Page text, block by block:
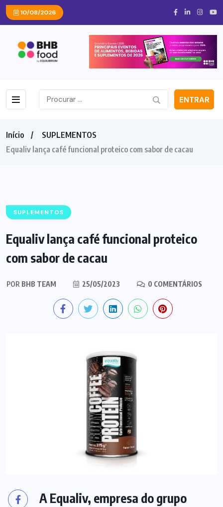
10/08/2026
ENTRAR
Início
SUPLEMENTOS
Equaliv lança café funcional proteico com sabor de cacau
SUPLEMENTOS
Equaliv lança café funcional proteico
com sabor de cacau
POR BHB TEAM 25/05/2023 0 COMENTÁRIOS
A Equaliv, empresa do grupo